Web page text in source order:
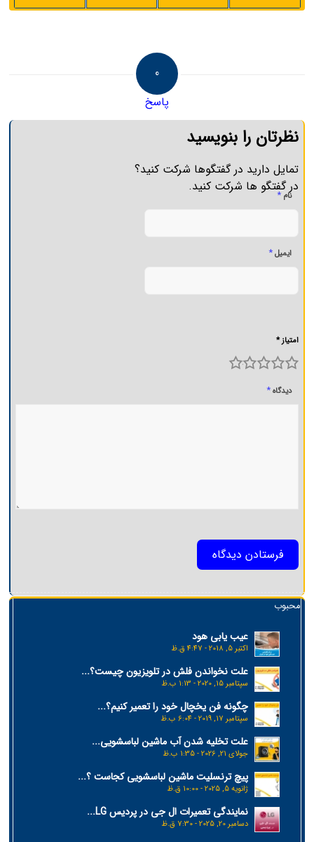
0
پاسخ
نظرتان را بنویسید
تمایل دارید در گفتگوها شرکت کنید؟
در گفتگو ها شرکت کنید.
نام*
ایمیل*
امتیاز *
4 3 2 1
دیدگاه*
محبوب
عیب یابی هود
اکتبر 5, 2018 - 4:47 ق.ظ
علت نخواندن فلش در تلویزیون چیست؟...
سپتامبر 15, 2020 - 1:13 ب.ظ
چگونه فن یخچال خود را تعمیر کنیم؟...
سپتامبر 17, 2019 - 6:04 ب.ظ
علت تخلیه شدن آب ماشین لباسشویی...
جولای 21, 2026 - 1:35 ب.ظ
پیچ ترنسلیت ماشین لباسشویی کجاست ؟...
ژانویه 5, 2025 - 10:00 ق.ظ
نمایندگی تعمیرات ال جی در پردیس LG...
دسامبر 20, 2025 - 7:30 ق.ظ